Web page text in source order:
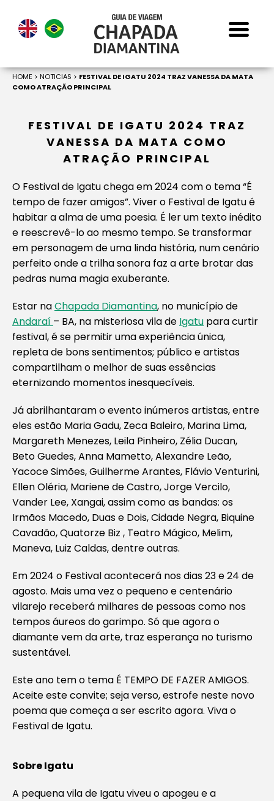
HOME > NOTICIAS > FESTIVAL DE IGATU 2024 TRAZ VANESSA DA MATA
COMO ATRAÇÃO PRINCIPAL
FESTIVAL DE IGATU 2024 TRAZ
VANESSA DA MATA COMO
ATRAÇÃO PRINCIPAL
O Festival de Igatu chega em 2024 com o tema “É
tempo de fazer amigos”. Viver o Festival de Igatu é
habitar a alma de uma poesia. É ler um texto inédito
e reescrevê-lo ao mesmo tempo. Se transformar
em personagem de uma linda história, num cenário
perfeito onde a trilha sonora faz a arte brotar das
pedras numa magia exuberante.
Estar naChapada Diamantina, no município de
Andaraí – BA, na misteriosa vila de Igatu para curtir
festival, é se permitir uma experiência única,
repleta de bons sentimentos; público e artistas
compartilham o melhor de suas essências
eternizando momentos inesquecíveis.
Já abrilhantaram o evento inúmeros artistas, entre
eles estão Maria Gadu, Zeca Baleiro, Marina Lima,
Margareth Menezes, Leila Pinheiro, Zélia Ducan,
Beto Guedes, Anna Mametto, Alexandre Leão,
Yacoce Simões, Guilherme Arantes, Flávio Venturini,
Ellen Oléria, Mariene de Castro, Jorge Vercilo,
Vander Lee, Xangai, assim como as bandas: os
Irmãos Macedo, Duas e Dois, Cidade Negra, Biquine
Cavadão, Quatorze Biz , Teatro Mágico, Melim,
Maneva, Luiz Caldas, dentre outras.
Em 2024 o Festival acontecerá nos dias 23 e 24 de
agosto. Mais uma vez o pequeno e centenário
vilarejo receberá milhares de pessoas como nos
tempos áureos do garimpo. Só que agora o
diamante vem da arte, traz esperança no turismo
sustentável.
Este ano tem o tema É TEMPO DE FAZER AMIGOS.
Aceite este convite; seja verso, estrofe neste novo
poema que começa a ser escrito agora. Viva o
Festival de Igatu.
Sobre Igatu
A pequena vila de Igatu viveu o apogeu e a